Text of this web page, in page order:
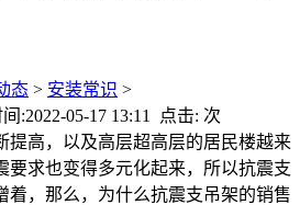
态 > 安装常识 >
:2022-05-17 13:11 点击: 次
提高，以及高层超高层的居民楼越来
要求也变得多元化起来，所以抗震支
着，那么，为什么抗震支吊架的销售